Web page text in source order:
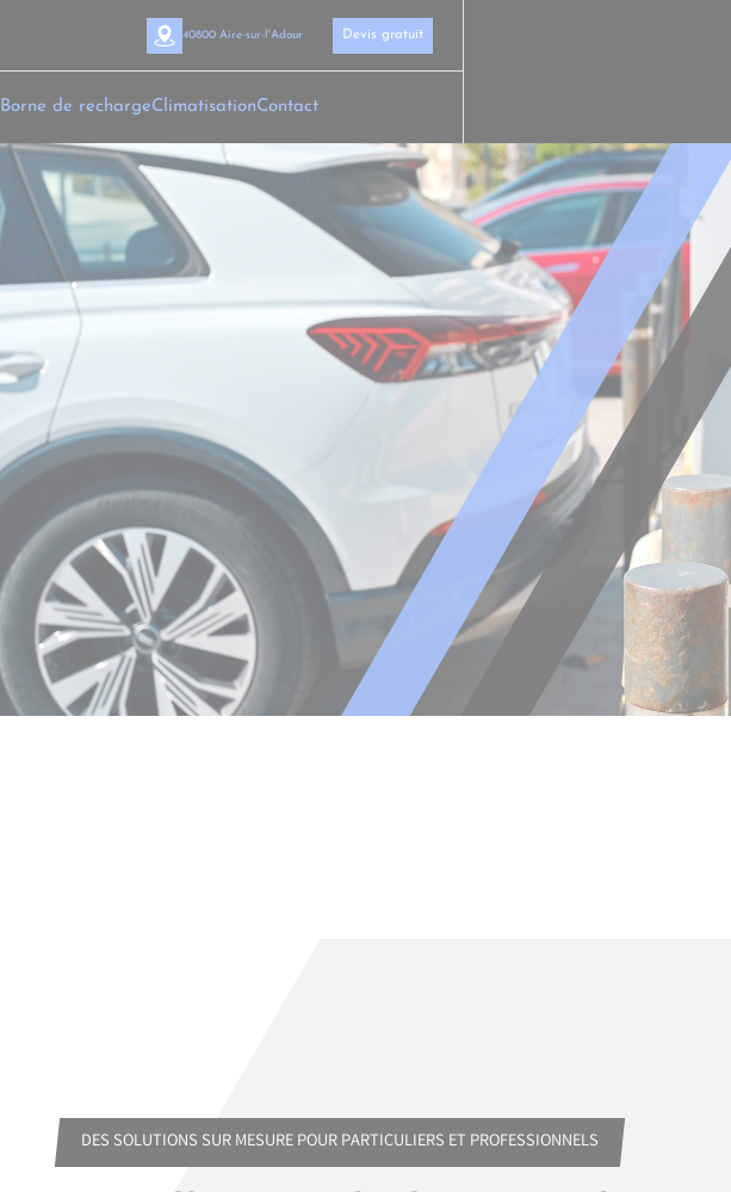
40800 Aire-sur-l'Adour Devis gratuit
Borne de rechargeClimatisationContact
DES SOLUTIONS SUR MESURE POUR PARTICULIERS ET PROFESSIONNELS